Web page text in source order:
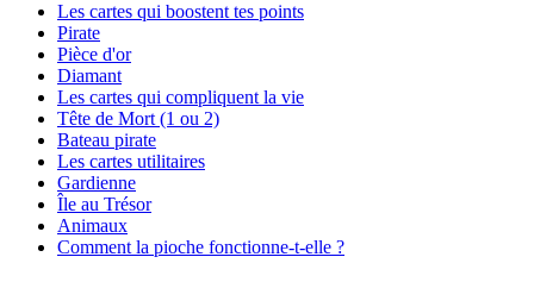
Les cartes qui boostent tes points
Pirate
Pièce d'or
Diamant
Les cartes qui compliquent la vie
Tête de Mort (1 ou 2)
Bateau pirate
Les cartes utilitaires
Gardienne
Île au Trésor
Animaux
Comment la pioche fonctionne-t-elle ?